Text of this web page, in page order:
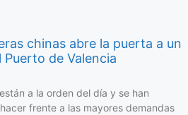
chinas abre la puerta a un
de Valencia
a la orden del día y se han
frente a las mayores demandas